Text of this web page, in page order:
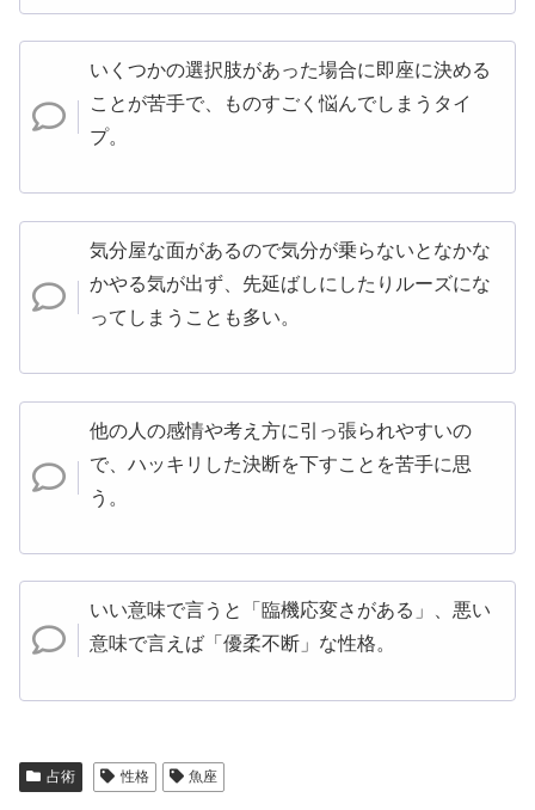
いくつかの選択肢があった場合に即座に決める
ことが苦手で、ものすごく悩んでしまうタイ
プ。
気分屋な面があるので気分が乗らないとなかな
かやる気が出ず、先延ばしにしたりルーズにな
ってしまうことも多い。
他の人の感情や考え方に引っ張られやすいの
で、ハッキリした決断を下すことを苦手に思
う。
いい意味で言うと「臨機応変さがある」、悪い
意味で言えば「優柔不断」な性格。
占術 性格 魚座